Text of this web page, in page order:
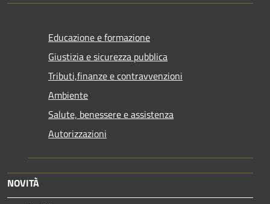
Educazione e formazione
Giustizia e sicurezza pubblica
Tributi,finanze e contravvenzioni
Ambiente
Salute, benessere e assistenza
Autorizzazioni
NOVITÀ